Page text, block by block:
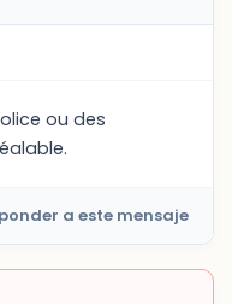
ou des
a este mensaje